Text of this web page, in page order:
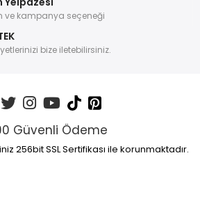
ve kampanya seçeneği
bize iletebilirsiniz.
Güvenli Ödeme
256bit SSL Sertifikası ile korunmaktadır.